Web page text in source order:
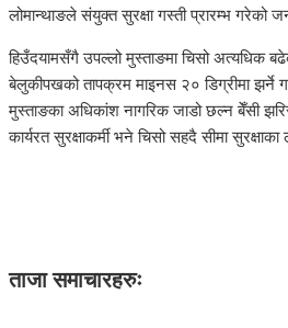
लोमान्थाङले संयुक्त सुरक्षा गस्ती प्रारम्भ गरेको
हिउँदयामसँगै उपल्लो मुस्ताङमा चिसो अत्यधिक
बेलुकीपखको तापक्रम माइनस २० डिग्रीमा झर्ने
मुस्ताङका अधिकांश नागरिक जाडो छल्न बेँसी
कार्यरत सुरक्षाकर्मी भने चिसो सहदै सीमा
ताजा समाचारहरुः